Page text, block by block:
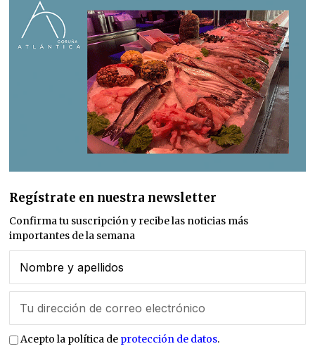
Regístrate en nuestra newsletter
Confirma tu suscripción y recibe las noticias más
importantes de la semana
Acepto la política de protección de datos.